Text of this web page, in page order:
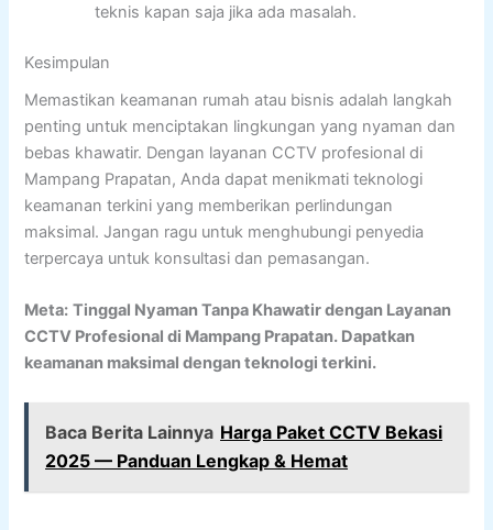
teknis kapan saja jika ada masalah.
Kesimpulan
Memastikan keamanan rumah atau bisnis adalah langkah
penting untuk menciptakan lingkungan yang nyaman dan
bebas khawatir. Dengan layanan CCTV profesional di
Mampang Prapatan, Anda dapat menikmati teknologi
keamanan terkini yang memberikan perlindungan
maksimal. Jangan ragu untuk menghubungi penyedia
terpercaya untuk konsultasi dan pemasangan.
Meta: Tinggal Nyaman Tanpa Khawatir dengan Layanan
CCTV Profesional di Mampang Prapatan. Dapatkan
keamanan maksimal dengan teknologi terkini.
Baca Berita Lainnya Harga Paket CCTV Bekasi
2025 — Panduan Lengkap & Hemat